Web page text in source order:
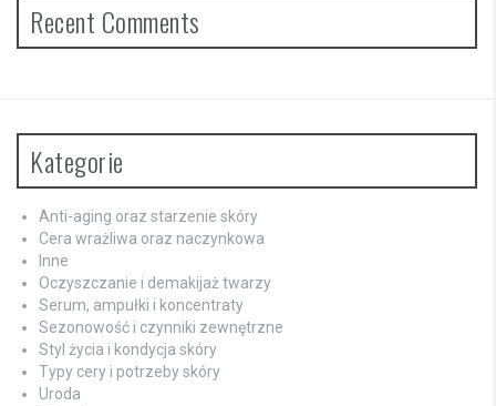
Recent Comments
Kategorie
Anti-aging oraz starzenie skóry
Cera wrażliwa oraz naczynkowa
Inne
Oczyszczanie i demakijaż twarzy
Serum, ampułki i koncentraty
Sezonowość i czynniki zewnętrzne
Styl życia i kondycja skóry
Typy cery i potrzeby skóry
Uroda